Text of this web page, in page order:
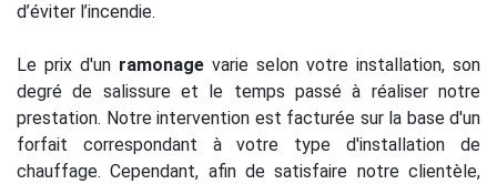
d’éviter l’incendie.
Le prix d'un ramonage varie selon votre installation, son
degré de salissure et le temps passé à réaliser notre
prestation. Notre intervention est facturée sur la base d'un
forfait correspondant à votre type d'installation de
chauffage. Cependant, afin de satisfaire notre clientèle,